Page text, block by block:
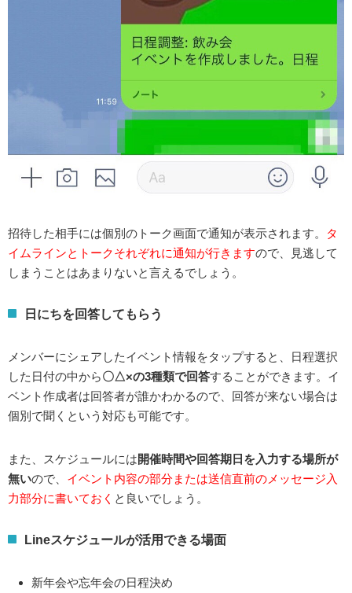
招待した相手には個別のトーク画面で通知が表示されます。
タ
イムラインとトークそれぞれに通知が行きますので、見逃して
しまうことはあまりないと言えるでしょう。
日にちを回答してもらう
メンバーにシェアしたイベント情報をタップすると、日程選択
した日付の中から〇△×の3種類で回答することができます。イ
ベント作成者は回答者が誰かわかるので、回答が来ない場合は
個別で聞くという対応も可能です。
また、スケジュールには開催時間や回答期日を入力する場所が
無いので、 イベント内容の部分または送信直前のメッセージ入
力部分に書いておく と良いでしょう。
Lineスケジュールが活用できる場面
新年会や忘年会の日程決め